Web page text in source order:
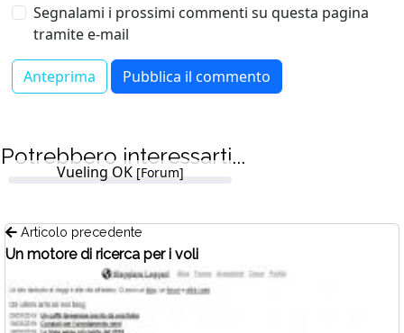
Segnalami i prossimi commenti su questa pagina
tramite e-mail
Potrebbero interessarti...
Vueling OK [Forum]
Articolo precedente
Un motore di ricerca per i voli